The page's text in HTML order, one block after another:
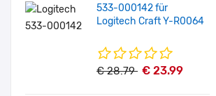
533-000142 für
Logitech Craft Y-R0064
€ 28.79 € 23.99